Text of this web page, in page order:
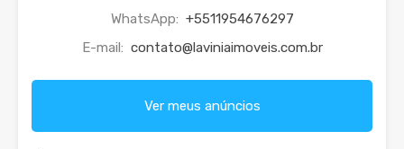
WhatsApp: +5511954676297
E-mail: contato@laviniaimoveis.com.br
Ver meus anúncios